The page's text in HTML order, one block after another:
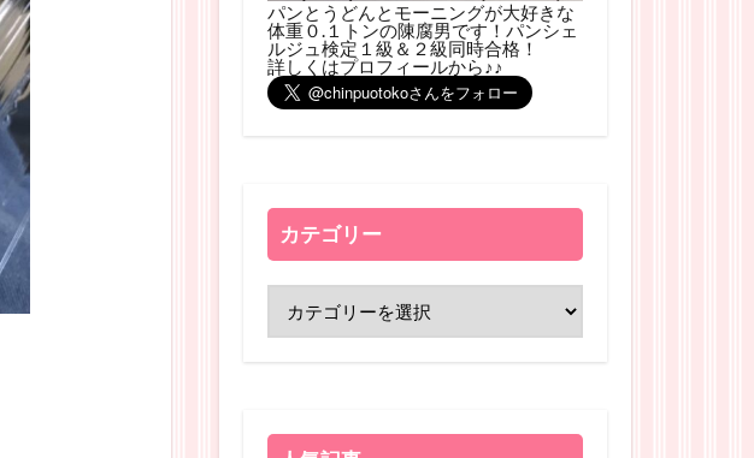
パンとうどんとモーニングが大好きな
体重０.１トンの陳腐男です！パンシェ
ルジュ検定１級＆２級同時合格！
詳しくはプロフィールから♪♪
カテゴリー